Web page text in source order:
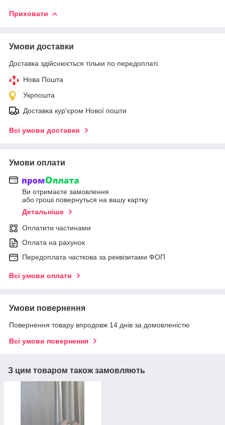
Приховати
Умови доставки
Доставка здійснюється тільки по передоплаті.
Нова Пошта
Укрпошта
Доставка кур'єром Нової пошти
Всі умови доставки
Умови оплати
Ви отримаєте замовлення
або гроші повернуться на вашу картку
Детальніше
Оплатити частинами
Оплата на рахунок
Передоплата часткова за реквізитами ФОП
Всі умови оплати
Умови повернення
Повернення товару впродовж 14 днів за домовленістю
Всі умови повернення
З цим товаром також замовляють